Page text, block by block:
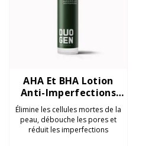
AHA Et BHA Lotion
Anti-Imperfections
100ml
Élimine les cellules mortes de la
peau, débouche les pores et
réduit les imperfections